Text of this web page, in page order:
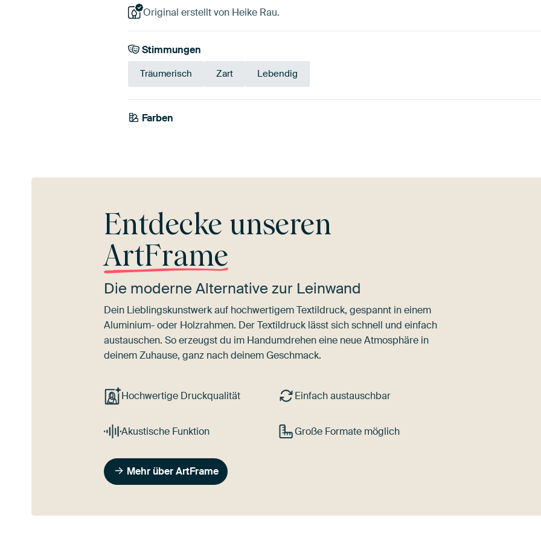
Original erstellt von Heike Rau.
Stimmungen
Träumerisch Zart Lebendig
Farben
Mauve
Entdecke unseren
ArtFrame
Die moderne Alternative zur Leinwand
Dein Lieblingskunstwerk auf hochwertigem Textildruck, gespannt in einem
Aluminium- oder Holzrahmen. Der Textildruck lässt sich schnell und einfach
austauschen. So erzeugst du im Handumdrehen eine neue Atmosphäre in
deinem Zuhause, ganz nach deinem Geschmack.
Hochwertige Druckqualität Einfach austauschbar
Akustische Funktion Große Formate möglich
Mehr über ArtFrame